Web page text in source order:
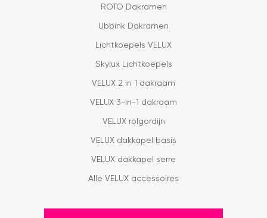
ROTO Dakramen
Ubbink Dakramen
Lichtkoepels VELUX
Skylux Lichtkoepels
VELUX 2 in 1 dakraam
VELUX 3-in-1 dakraam
VELUX rolgordijn
VELUX dakkapel basis
VELUX dakkapel serre
Alle VELUX accessoires